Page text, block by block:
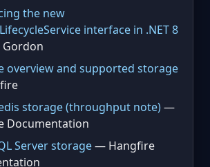
the new
interface in .NET 8
overview and supported storage
storage (throughput note)—
Documentation
Server storage— Hangfire